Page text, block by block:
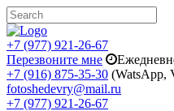
+7 (977) 921-26-67
Перезвоните мне
+7 (916) 875-35-30 (WatsApp,
fotoshedevry@mail.ru
+7 (977) 921-26-67